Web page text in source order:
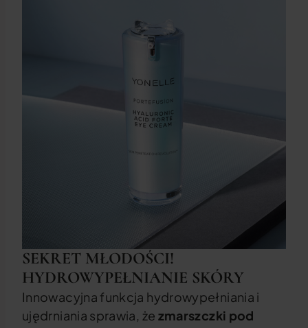
SEKRET MŁODOŚCI!
HYDROWYPEŁNIANIE SKÓRY
Innowacyjna funkcja hydrowypełniania i
ujędrniania sprawia, że zmarszczki pod